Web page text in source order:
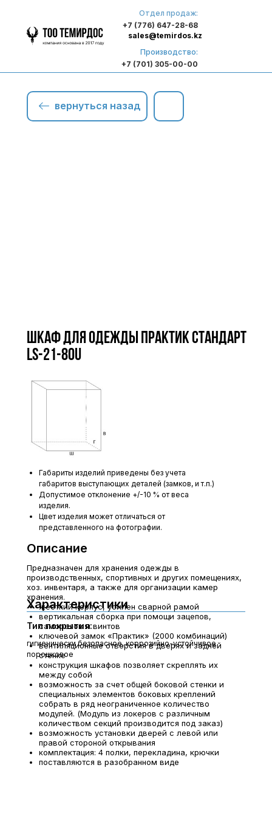
Отдел продаж:
+7 (776) 647-28-68
Производство:
+7 (701) 305-00-00
sales@temirdos.kz
вернуться назад
Шкаф для одежды ПРАКТИК Стандарт
LS-21-80U
Описание
Предназначен для хранения одежды в
производственных, спортивных и других помещениях,
хоз. инвентаря, а также для организации камер
хранения.
жесткий корпус, усилен сварной рамой
вертикальная сборка при помощи зацепов,
саморезов и винтов
ключевой замок «Практик» (2000 комбинаций)
вентиляционные отверстия в дверях и задней
стенке
конструкция шкафов позволяет скреплять их
между собой
возможность за счет общей боковой стенки и
специальных элементов боковых креплений
собрать в ряд неограниченное количество
модулей. (Модуль из локеров с различным
количеством секций производится под заказ)
возможность установки дверей с левой или
правой стороной открывания
комплектация: 4 полки, перекладина, крючки
поставляются в разобранном виде
Габариты изделий приведены без учета
габаритов выступающих деталей (замков, и т.п.)
Допустимое отклонение +/-10 % от веса
изделия.
Цвет изделия может отличаться от
представленного на фотографии.
Характеристики
гигиенически безопасное, коррозийно-устойчивое
порошковое
Тип покрытия: